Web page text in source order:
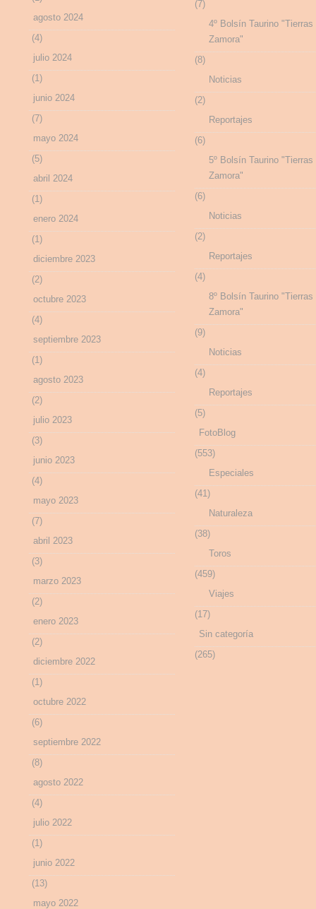
agosto 2024
(4)
julio 2024
(1)
junio 2024
(7)
mayo 2024
(5)
abril 2024
(1)
enero 2024
(1)
diciembre 2023
(2)
octubre 2023
(4)
septiembre 2023
(1)
agosto 2023
(2)
julio 2023
(3)
junio 2023
(4)
mayo 2023
(7)
abril 2023
(3)
marzo 2023
(2)
enero 2023
(2)
diciembre 2022
(1)
octubre 2022
(6)
septiembre 2022
(8)
agosto 2022
(4)
julio 2022
(1)
junio 2022
(13)
mayo 2022
(7)
4º Bolsín Taurino "Tierras
Zamora"
(8)
Noticias
(2)
Reportajes
(6)
5º Bolsín Taurino "Tierras
Zamora"
(6)
Noticias
(2)
Reportajes
(4)
8º Bolsín Taurino "Tierras
Zamora"
(9)
Noticias
(4)
Reportajes
(5)
FotoBlog
(553)
Especiales
(41)
Naturaleza
(38)
Toros
(459)
Viajes
(17)
Sin categoría
(265)